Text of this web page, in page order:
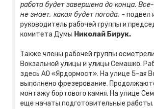
работа будет завершена до конца.
не знает, какая будет погода, - подвел
руководитель рабочей группы и
комитета Думы Николай Бирук.
Также члены рабочей группы
Вокзальной улицы и улицы Семашко.
здесь АО «Ярдормост». На улице 5-ая
выполнено фрезерование.
монтажу бортового камня. На улице
еще начаты подготовительные работы.